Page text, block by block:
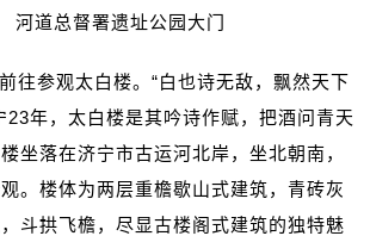
河道总督署遗址公园大门
往参观太白楼。“白也诗无敌，飘然天下
23年，太白楼是其吟诗作赋，把酒问青天
坐落在济宁市古运河北岸，坐北朝南，
。楼体为两层重檐歇山式建筑，青砖灰
斗拱飞檐，尽显古楼阁式建筑的独特魅